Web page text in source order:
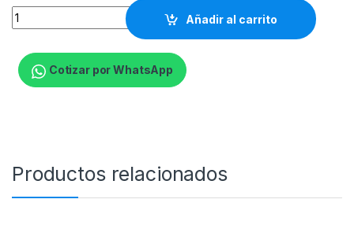
Hikvision AcuSense Series iDS-7208HQHI-M1/S - Unidad
Añadir al carrito
Cotizar por WhatsApp
Productos relacionados